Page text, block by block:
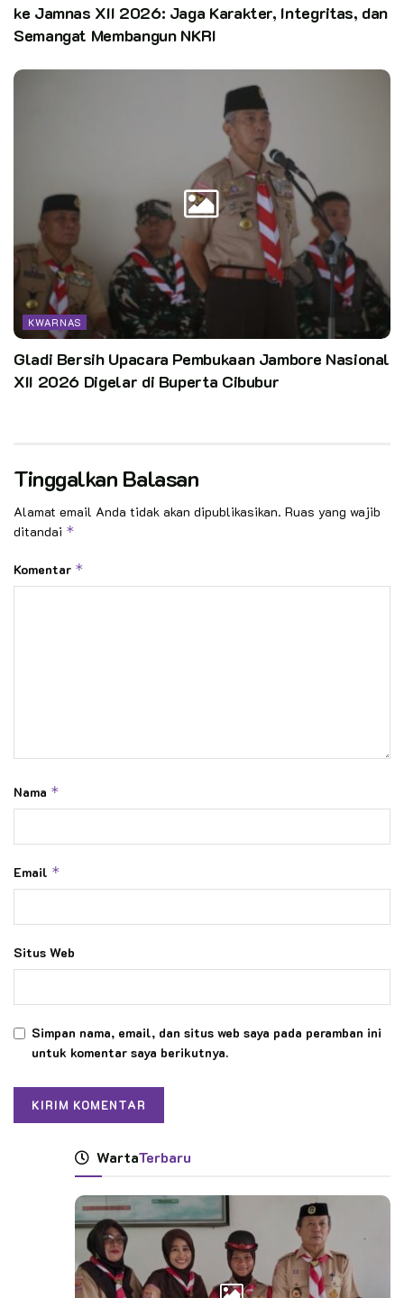
ke Jamnas XII 2026: Jaga Karakter, Integritas, dan
Semangat Membangun NKRI
KWARNAS
Gladi Bersih Upacara Pembukaan Jambore Nasional
XII 2026 Digelar di Buperta Cibubur
Tinggalkan Balasan
Alamat email Anda tidak akan dipublikasikan. Ruas yang wajib
ditandai *
Komentar *
Nama *
Email *
Situs Web
Simpan nama, email, dan situs web saya pada peramban ini
untuk komentar saya berikutnya.
WartaTerbaru